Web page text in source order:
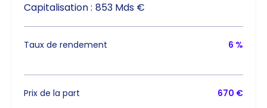
Capitalisation : 853 Mds €
Taux de rendement 6 %
Prix de la part 670 €